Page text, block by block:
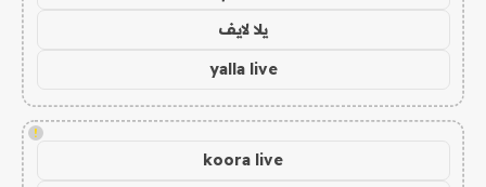
يلا لايف
yalla live
!
koora live